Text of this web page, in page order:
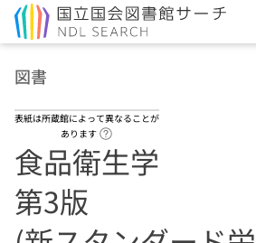
図書
表紙は所蔵館によって異なることが
あります
食品衛生学
第3版